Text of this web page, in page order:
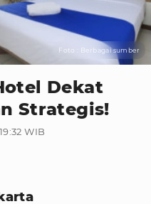
Foto : Berbagai sumber
Dekat
Strategis!
WIB